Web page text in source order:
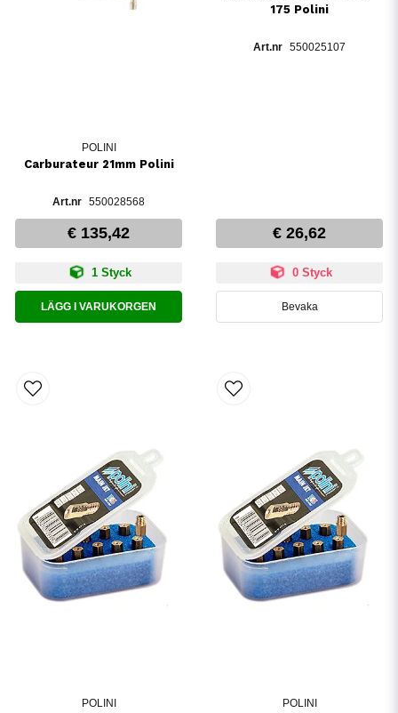
POLINI
Carburateur 21mm Polini
550028568
€ 135,42
1 Styck
LÄGG I VARUKORGEN
175 Polini
550025107
€ 26,62
0 Styck
Bevaka
POLINI POLINI